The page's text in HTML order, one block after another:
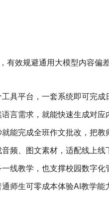
效规避通用大模型内容偏
平台，一套系统即可完成
需求，就能快速生成对应
能完成全班作文批改，把
频、图文素材，适配线上线
线教学，也支撑校园数字化
师生可零成本体验AI教学能